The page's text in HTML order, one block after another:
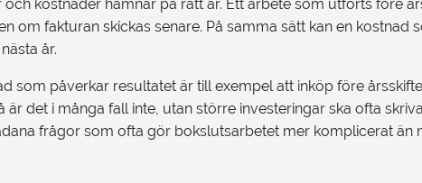
och kostnader hamnar på rätt år. Ett arbete som utförts före
om fakturan skickas senare. På samma sätt kan en kostnad
år.
som påverkar resultatet är till exempel att inköp före
är det i många fall inte, utan större investeringar ska ofta
frågor som ofta gör bokslutsarbetet mer komplicerat än